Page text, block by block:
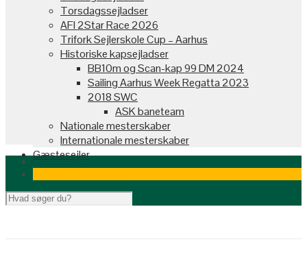
Torsdagssejladser
AFI 2Star Race 2026
Trifork Sejlerskole Cup – Aarhus
Historiske kapsejladser
BB10m og Scan-kap 99 DM 2024
Sailing Aarhus Week Regatta 2023
2018 SWC
ASK baneteam
Nationale mesterskaber
Internationale mesterskaber
Gæstesejler